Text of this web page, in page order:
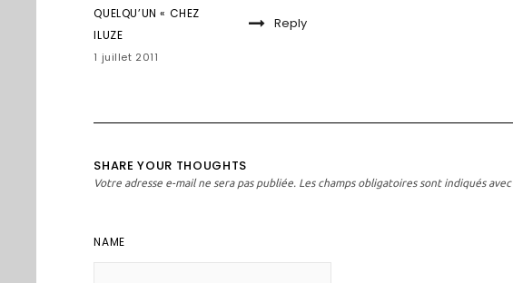
QUELQU’UN « CHEZ
ILUZE
1 juillet 2011
Reply
SHARE YOUR THOUGHTS
Votre adresse e-mail ne sera pas publiée. Les champs obligatoires sont indiqués avec
NAME